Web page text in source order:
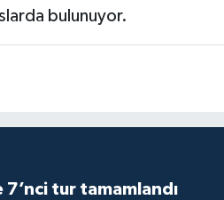
bulunuyor.
tur tamamlandı